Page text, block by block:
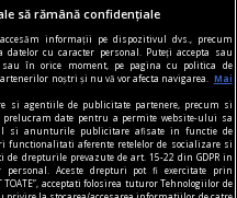
să rămână confidențiale
informații pe dispozitivul dvs., precum
cu caracter personal. Puteți accepta sau
în orice moment, pe pagina cu politica de
noștri și nu vă vor afecta navigarea.
Mai
si agentiile de publicitate partenere, precum si
date pentru a permite website-ului sa
si anunturile publicitare afisate in functie de
functionalitati aferente retelelor de socializare si
drepturile prevazute de art. 15-22 din GDPR in
Aceste drepturi pot fi exercitate prin
TOATE”, acceptati folosirea tuturor Tehnologiilor de